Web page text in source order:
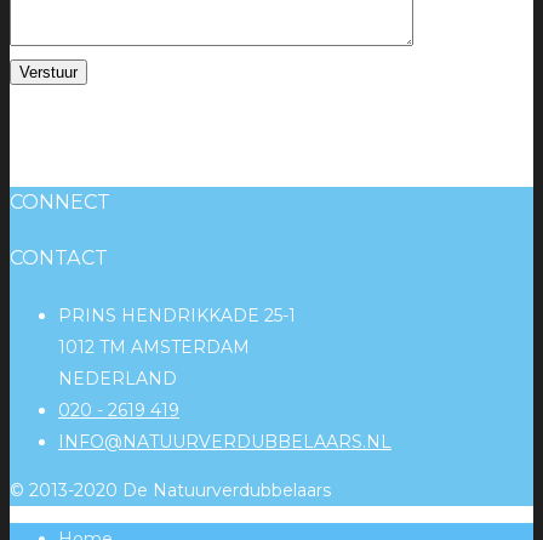
CONNECT
CONTACT
PRINS HENDRIKKADE 25-1
1012 TM AMSTERDAM
NEDERLAND
020 - 2619 419
INFO@NATUURVERDUBBELAARS.NL
© 2013-2020 De Natuurverdubbelaars